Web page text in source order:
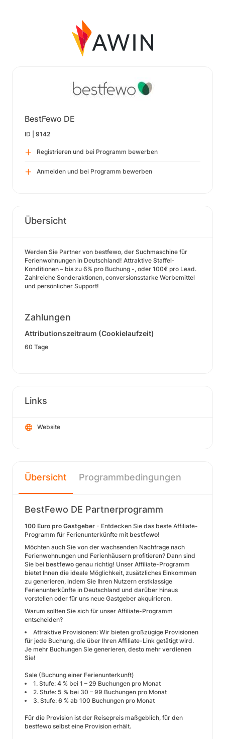
BestFewo DE
ID | 9142
Registrieren und bei Programm bewerben
Anmelden und bei Programm bewerben
Übersicht
Werden Sie Partner von bestfewo, der Suchmaschine für
Ferienwohnungen in Deutschland! Attraktive Staffel-
Konditionen – bis zu 6% pro Buchung -, oder 100€ pro Lead.
Zahlreiche Sonderaktionen, conversionsstarke Werbemittel
und persönlicher Support!
Zahlungen
Attributionszeitraum (Cookielaufzeit)
60 Tage
Links
Website
Übersicht Programmbedingungen
BestFewo DE Partnerprogramm
100 Euro pro Gastgeber - Entdecken Sie das beste Affiliate-
Programm für Ferienunterkünfte mit bestfewo!
Möchten auch Sie von der wachsenden Nachfrage nach
Ferienwohnungen und Ferienhäusern profitieren? Dann sind
Sie bei bestfewo genau richtig! Unser Affiliate-Programm
bietet Ihnen die ideale Möglichkeit, zusätzliches Einkommen
zu generieren, indem Sie Ihren Nutzern erstklassige
Ferienunterkünfte in Deutschland und darüber hinaus
vorstellen oder für uns neue Gastgeber akquirieren.
Warum sollten Sie sich für unser Affiliate-Programm
entscheiden?
Attraktive Provisionen: Wir bieten großzügige Provisionen
für jede Buchung, die über Ihren Affiliate-Link getätigt wird.
Je mehr Buchungen Sie generieren, desto mehr verdienen
Sie!
Sale (Buchung einer Ferienunterkunft)
1. Stufe: 4 % bei 1 – 29 Buchungen pro Monat
2. Stufe: 5 % bei 30 – 99 Buchungen pro Monat
3. Stufe: 6 % ab 100 Buchungen pro Monat
Für die Provision ist der Reisepreis maßgeblich, für den
bestfewo selbst eine Provision erhält.